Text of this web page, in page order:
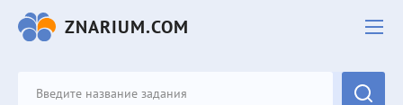
ZNARIUM.COM